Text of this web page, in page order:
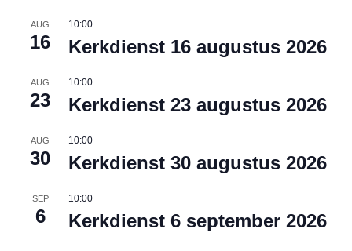
AUG
16
10:00
Kerkdienst 16 augustus 2026
AUG
23
10:00
Kerkdienst 23 augustus 2026
AUG
30
10:00
Kerkdienst 30 augustus 2026
SEP
6
10:00
Kerkdienst 6 september 2026